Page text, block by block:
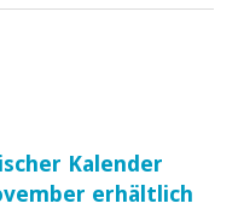
Kalender
erhältlich